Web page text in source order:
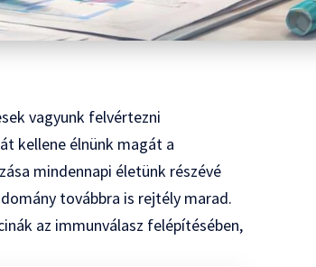
vagyunk felvértezni
kellene élnünk magát a
mindennapi életünk részévé
továbbra is rejtély marad.
az immunválasz felépítésében,